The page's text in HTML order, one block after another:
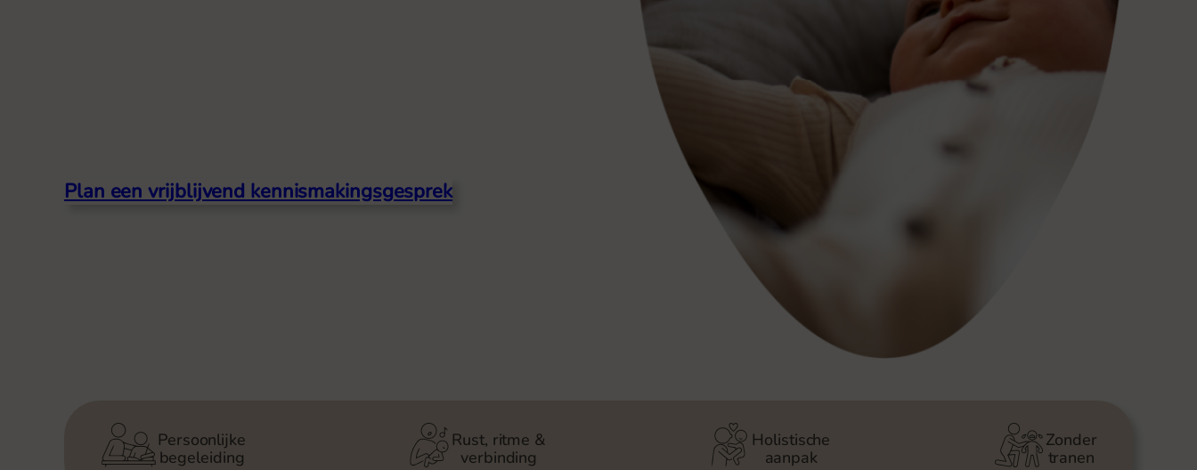
Plan een vrijblijvend kennismakingsgesprek
Persoonlijke
begeleiding
Rust, ritme &
verbinding
Holistische
aanpak
Zonder
tranen